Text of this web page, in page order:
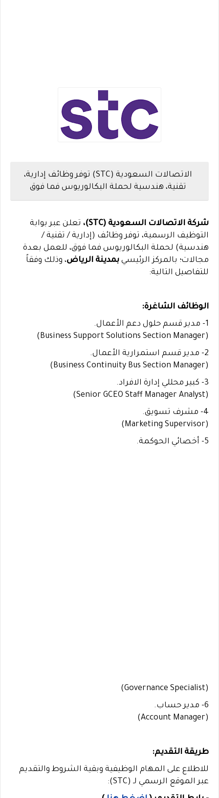
الاتصالات السعودية (STC) توفر وظائف إدارية،
تقنية، هندسية لحملة البكالوريوس فما فوق
شركة الاتصالات السعودية (STC)،
تعلن عبر بوابة
التوظيف الرسمية، توفر وظائف (إدارية / تقنية /
هندسية) لحملة البكالوريوس فما فوق، للعمل بعدة
مجالات؛ بالمركز الرئيسي بمدينة الرياض، وذلك وفقاً
للتفاصيل التالية:
الوظائف الشاغرة:
1- مدير قسم حلول دعم الأعمال.
(Business Support Solutions Section Manager)
2- مدير قسم استمرارية الأعمال.
(Business Continuity Bus Section Manager)
3- كبير محللي إدارة الافراد.
(Senior GCEO Staff Manager Analyst)
4- مشرف تسويق.
(Marketing Supervisor)
5- أخصائي الحوكمة.
(Governance Specialist)
6- مدير حساب.
(Account Manager)
طريقة التقديم:
للاطلاع على المهام الوظيفية وبقية الشروط والتقديم
عبر الموقع الرسمي لـ (STC):